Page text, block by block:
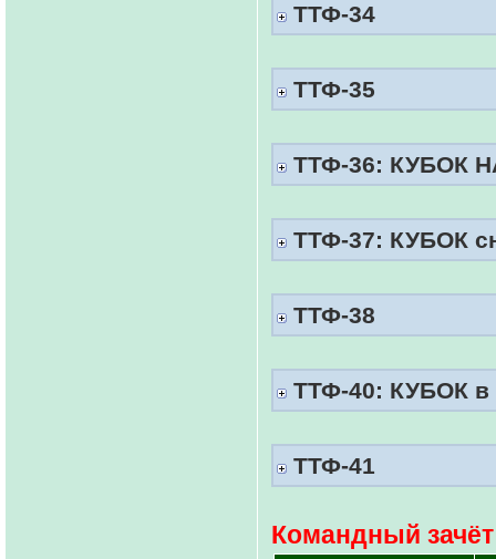
ТТФ-34
ТТФ-35
ТТФ-36: КУБОК
ТТФ-37: КУБОК
ТТФ-38
ТТФ-40: КУБОК в
ТТФ-41
Командный